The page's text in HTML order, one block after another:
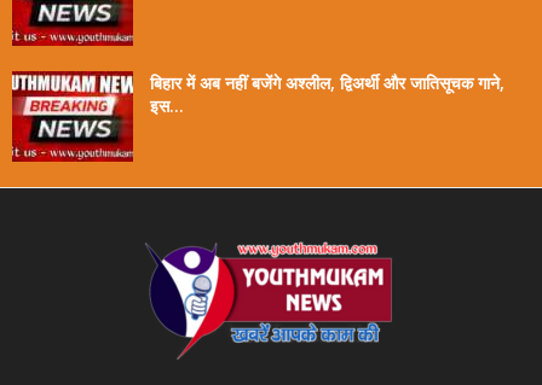
बिहार में अब नहीं बजेंगे अश्लील, द्विअर्थी और जातिसूचक गाने,
इस...